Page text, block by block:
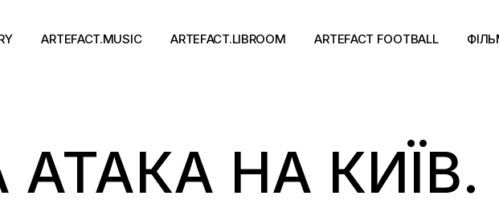
ARTEFACT.MUSIC
Концерти
ARTEFACT.LIBROOM
Події
ARTEFACT FOOTBALL
АТАКА НА